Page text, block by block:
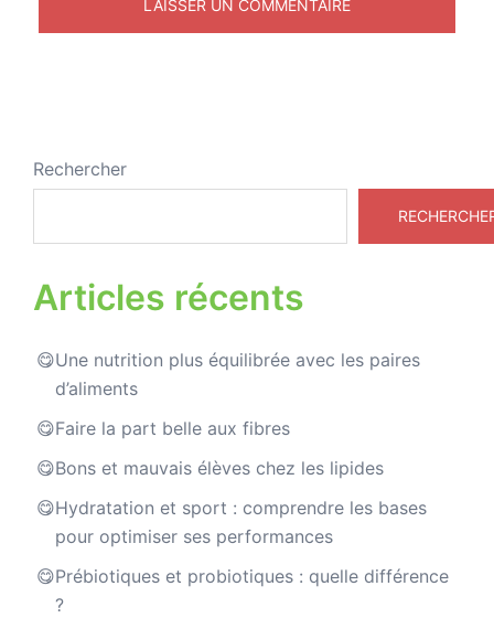
Rechercher
Articles récents
Une nutrition plus équilibrée avec les paires
d’aliments
Faire la part belle aux fibres
Bons et mauvais élèves chez les lipides
Hydratation et sport : comprendre les bases
pour optimiser ses performances
Prébiotiques et probiotiques : quelle différence
?